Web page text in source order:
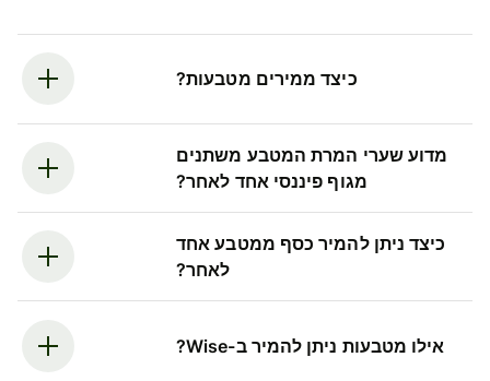
כיצד ממירים מטבעות?
מדוע שערי המרת המטבע משתנים
מגוף פיננסי אחד לאחר?
כיצד ניתן להמיר כסף ממטבע אחד
לאחר?
אילו מטבעות ניתן להמיר ב-Wise?